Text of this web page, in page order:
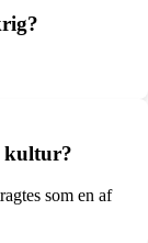
kultur?
som en af